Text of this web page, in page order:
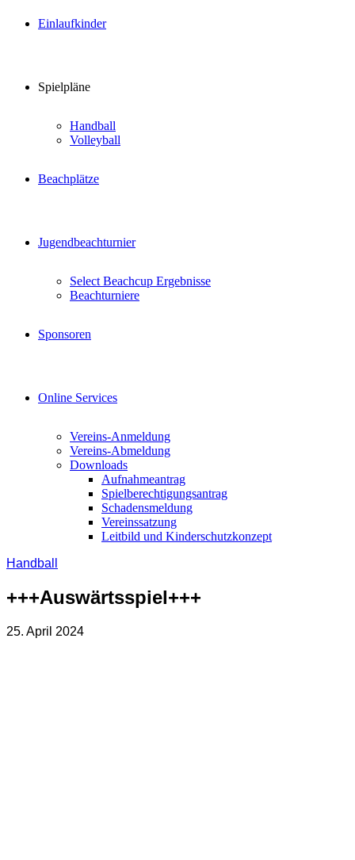
Einlaufkinder
Spielpläne
Handball
Volleyball
Beachplätze
Jugendbeachturnier
Select Beachcup Ergebnisse
Beachturniere
Sponsoren
Online Services
Vereins-Anmeldung
Vereins-Abmeldung
Downloads
Aufnahmeantrag
Spielberechtigungsantrag
Schadensmeldung
Vereinssatzung
Leitbild und Kinderschutzkonzept
Handball
+++Auswärtsspiel+++
25. April 2024